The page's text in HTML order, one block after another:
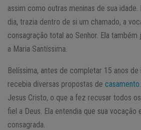
assim como outras meninas de sua
dia, trazia dentro de si um chamado, a
consagração total ao Senhor. Ela
a Maria Santíssima.
Belíssima, antes de completar 15 anos de
recebia diversas propostas de casamento
Jesus Cristo, o que a fez recusar todos
fiel a Deus. Ela entendia que sua vocação
consagrada.